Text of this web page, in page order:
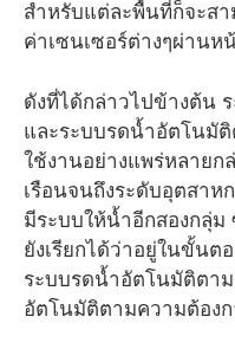
สำหรับแต่ละพื้นที่ก็จะส
ค่าเซนเซอร์ต่างๆผ่านห
ดังที่ได้กล่าวไปข้างต้น
และระบบรดน้ำอัตโนมั
ใช้งานอย่างแพร่หลายก
เรือนจนถึงระดับอุตสาห
มีระบบให้น้ำอีกสองกลุ่ม
ยังเรียกได้ว่าอยู่ในขั้น
ระบบรดน้ำอัตโนมัติตา
อัตโนมัติตามความต้อง